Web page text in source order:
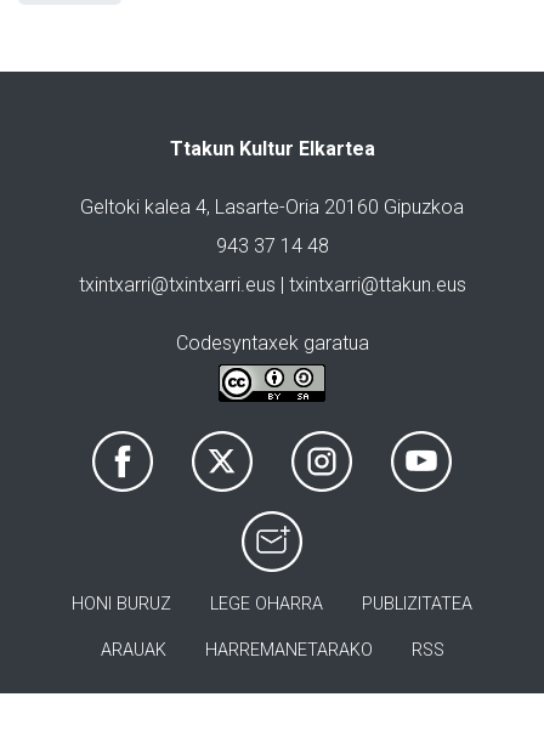
Ttakun Kultur Elkartea
Geltoki kalea 4, Lasarte-Oria 20160 Gipuzkoa
943 37 14 48
txintxarri@txintxarri.eus | txintxarri@ttakun.eus
Codesyntaxek garatua
HONI BURUZ LEGE OHARRA PUBLIZITATEA
ARAUAK HARREMANETARAKO RSS